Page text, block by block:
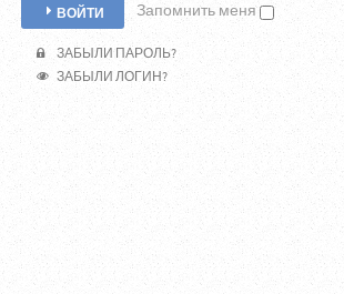
ВОЙТИ Запомнить меня
ЗАБЫЛИ ПАРОЛЬ?
ЗАБЫЛИ ЛОГИН?